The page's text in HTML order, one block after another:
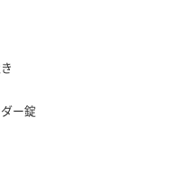
ー錠